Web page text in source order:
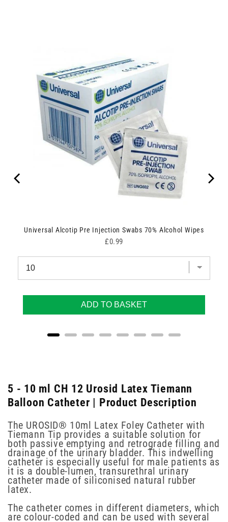
Universal Alcotip Pre Injection Swabs 70% Alcohol Wipes
Price
£0.99
ADD TO BASKET
5 - 10 ml CH 12 Urosid Latex Tiemann
Balloon Catheter | Product Description
The UROSID® 10ml Latex Foley Catheter with
Tiemann Tip provides a suitable solution for
both passive emptying and retrograde filling and
drainage of the urinary bladder. This indwelling
catheter is especially useful for male patients as
it is a double-lumen, transurethral urinary
catheter made of siliconised natural rubber
latex.
The catheter comes in different diameters, which
are colour-coded and can be used with several